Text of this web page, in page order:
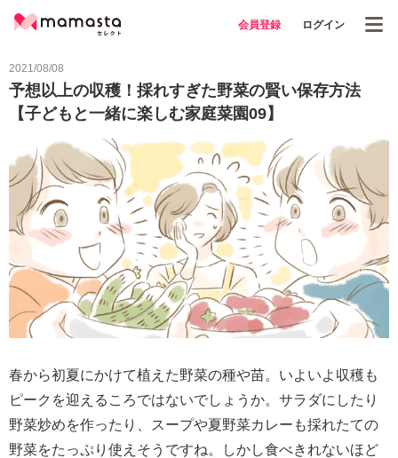
会員登録 ログイン
2021/08/08
予想以上の収穫！採れすぎた野菜の賢い保存方法
【子どもと一緒に楽しむ家庭菜園09】
春から初夏にかけて植えた野菜の種や苗。いよいよ収穫も
ピークを迎えるころではないでしょうか。サラダにしたり
野菜炒めを作ったり、スープや夏野菜カレーも採れたての
野菜をたっぷり使えそうですね。しかし食べきれないほど